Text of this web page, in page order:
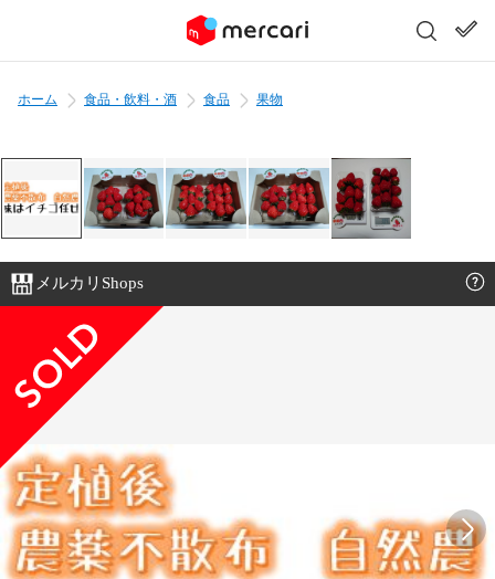
ホーム 食品・飲料・酒 食品 果物
メルカリShops